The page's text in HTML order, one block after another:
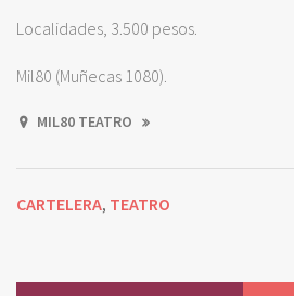
Localidades, 3.500 pesos.
Mil80 (Muñecas 1080).
MIL80 TEATRO
CARTELERA, TEATRO